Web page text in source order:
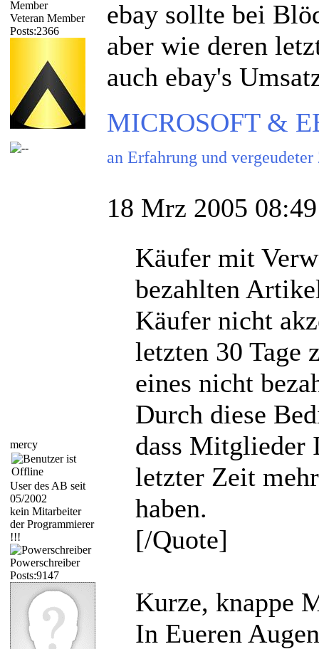
Veteran Member
Posts:2366
ebay sollte bei
aber wie deren
auch ebay's
MICROSOFT &
an Erfahrung und
mercy
User des AB seit
05/2002
kein Mitarbeiter
der Programmierer
!!!
Powerschreiber
Posts:9147
18 Mrz 2005 08:49
Käufer mit
bezahlten
Käufer nicht
letzten 30 Tage
eines nicht
Durch diese
dass Mitglieder
letzter Zeit
haben.
[/Quote]
Kurze, knappe
In Eueren